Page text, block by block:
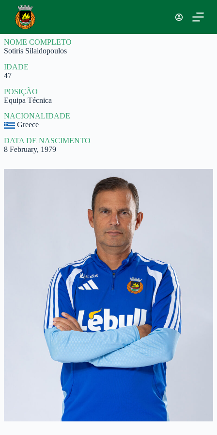
p
t
o
o
n
t
e
n
t
NOME COMPLETO
Sotiris Silaidopoulos
IDADE
47
POSIÇÃO
Equipa Técnica
NACIONALIDADE
Greece
DATA DE NASCIMENTO
8 February, 1979